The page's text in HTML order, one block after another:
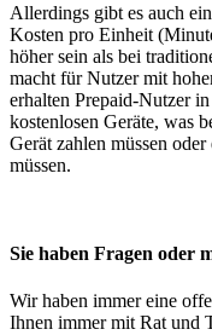
Allerdings gibt es auch
Kosten pro Einheit
höher sein als bei
macht für Nutzer mit
erhalten Prepaid-Nutzer
kostenlosen Geräte, was
Gerät zahlen müssen
müssen.
Sie haben Fragen oder
Wir haben immer eine
Ihnen immer mit Rat und